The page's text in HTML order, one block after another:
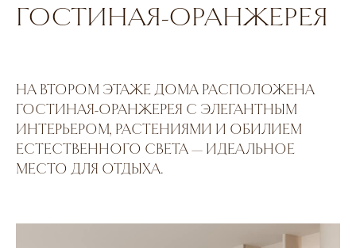
ГОСТИНАЯ-ОРАНЖЕРЕЯ
НА ВТОРОМ ЭТАЖЕ ДОМА РАСПОЛОЖЕНА
ГОСТИНАЯ-ОРАНЖЕРЕЯ С ЭЛЕГАНТНЫМ
ИНТЕРЬЕРОМ, РАСТЕНИЯМИ И ОБИЛИЕМ
ЕСТЕСТВЕННОГО СВЕТА — ИДЕАЛЬНОЕ
МЕСТО ДЛЯ ОТДЫХА.